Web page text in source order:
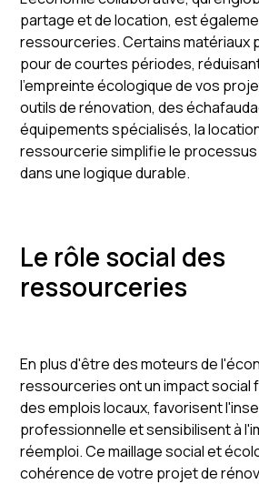
partage et de location, est
ressourceries. Certains matériaux
pour de courtes périodes,
l'empreinte écologique de vos
outils de rénovation, des
équipements spécialisés, la
ressourcerie simplifie le
dans une logique durable.
Le rôle social des
ressourceries
En plus d'être des moteurs de
ressourceries ont un impact social
des emplois locaux, favorisent
professionnelle et sensibilisent à
réemploi. Ce maillage social et
cohérence de votre projet de